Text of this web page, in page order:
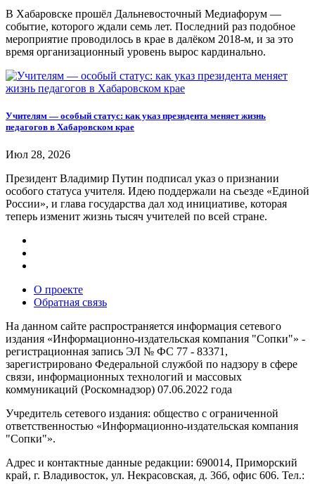
В Хабаровске прошёл Дальневосточный Медиафорум —
событие, которого ждали семь лет. Последний раз подобное
мероприятие проводилось в крае в далёком 2018-м, и за это
время организационный уровень вырос кардинально.
Учителям — особый статус: как указ президента меняет жизнь
педагогов в Хабаровском крае
Июл 28, 2026
Президент Владимир Путин подписал указ о признании
особого статуса учителя. Идею поддержали на съезде «Единой
России», и глава государства дал ход инициативе, которая
теперь изменит жизнь тысяч учителей по всей стране.
О проекте
Обратная связь
На данном сайте распространяется информация сетевого
издания «Информационно-издательская компания "Сопки"» -
регистрационная запись ЭЛ № ФС 77 - 83371,
зарегистрировано Федеральной службой по надзору в сфере
связи, информационных технологий и массовых
коммуникаций (Роскомнадзор) 07.06.2022 года
Учредитель сетевого издания: общество с ограниченной
ответственностью «Информационно-издательская компания
"Сопки"».
Адрес и контактные данные редакции: 690014, Приморский
край, г. Владивосток, ул. Некрасовская, д. 36б, офис 606. Тел.: